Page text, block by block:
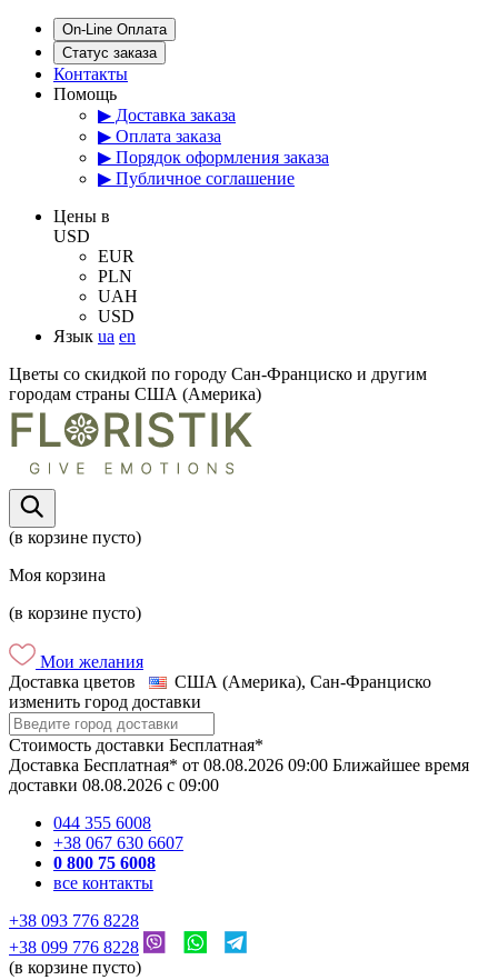
On-Line Оплата
Статус заказа
Контакты
Помощь
▶ Доставка заказа
▶ Оплата заказа
▶ Порядок оформления заказа
▶ Публичное соглашение
Цены в
USD
EUR
PLN
UAH
USD
Язык ua en
Цветы со скидкой по городу Сан-Франциско и другим
городам страны США (Америка)
(в корзине пусто)
Моя корзина
(в корзине пусто)
Мои желания
Доставка цветов
США (Америка), Сан-Франциско
изменить город доставки
Стоимость доставки Бесплатная*
Доставка Бесплатная* от 08.08.2026 09:00 Ближайшее время
доставки 08.08.2026 c 09:00
044 355 6008
+38 067 630 6607
0 800 75 6008
все контакты
+38 093 776 8228
+38 099 776 8228
(в корзине пусто)